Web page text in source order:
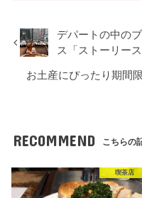
デパートの中の
ス「ストーリー
お土産にぴったり期間
RECOMMEND こちらの
喫茶店